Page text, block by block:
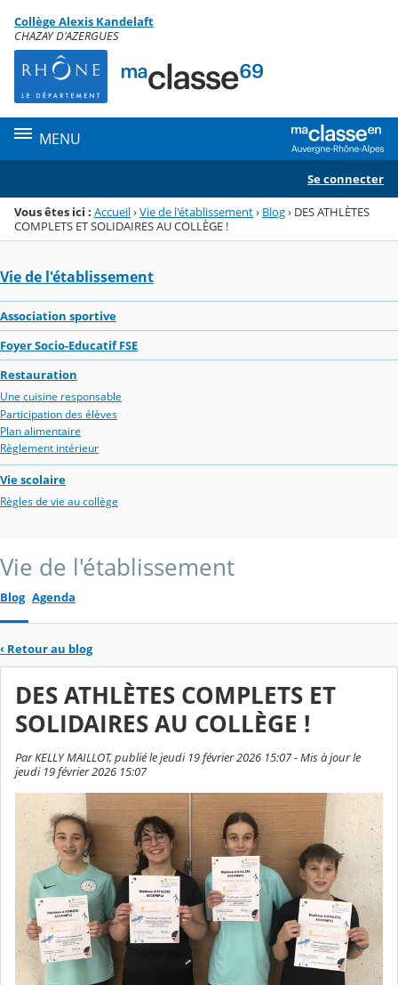
Menu de la rubrique
Contenu
Collège Alexis Kandelaft
CHAZAY D'AZERGUES
MENU
Se connecter
Vous êtes ici : Accueil›Vie de l'établissement› Blog› DES ATHLÈTES
COMPLETS ET SOLIDAIRES AU COLLÈGE !
Vie de l'établissement
Association sportive
Foyer Socio-Educatif FSE
Restauration
Une cuisine responsable
Participation des élèves
Plan alimentaire
Règlement intérieur
Vie scolaire
Règles de vie au collège
Vie de l'établissement
Blog Agenda
‹ Retour au blog
DES ATHLÈTES COMPLETS ET
SOLIDAIRES AU COLLÈGE !
Par KELLY MAILLOT, publié le jeudi 19 février 2026 15:07 - Mis à jour le
jeudi 19 février 2026 15:07